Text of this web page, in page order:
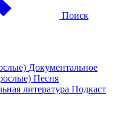
Поиск
Документальное
Песня
литература Подкаст